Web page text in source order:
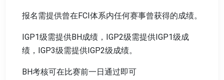
报名需提供曾在FCI体系内任何赛事曾获得的成绩。
IGP1级需提供BH成绩，IGP2级需提供IGP1级成
绩，IGP3级需提供IGP2级成绩。
BH考核可在比赛前一日通过即可